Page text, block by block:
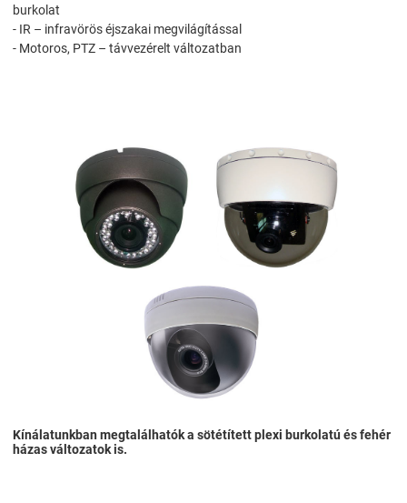
burkolat
- IR – infravörös éjszakai megvilágítással
- Motoros, PTZ – távvezérelt változatban
Kínálatunkban megtalálhatók a sötétített plexi burkolatú és fehér
házas változatok is.